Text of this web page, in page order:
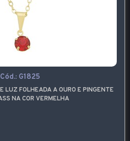
Cód.: G1825
LUZ FOLHEADA A OURO E PINGENTE
NA COR VERMELHA